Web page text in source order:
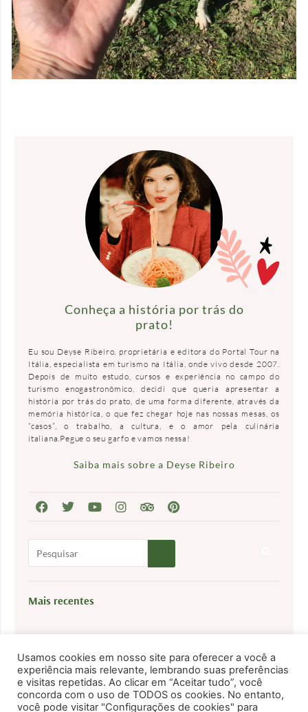
Conheça a história por trás do
prato!
Eu sou Deyse Ribeiro, proprietária e editora do Portal Tour na
Itália, especialista em turismo na Itália, onde vivo desde 2007.
Depois de muito estudo, cursos e experiência no campo do
turismo enogastronômico, decidi que queria apresentar a
história por trás do prato, de uma forma diferente, através da
memória histórica, o que fez chegar hoje nas nossas mesas, os
“casos”, o trabalho, a cultura, e o amor pela culinária
italiana.Pegue o seu garfo e vamos nessa!
Saiba mais sobre a Deyse Ribeiro
e
q
s
a
r
Mais recentes
Usamos cookies em nosso site para oferecer a você a
experiência mais relevante, lembrando suas preferências
e visitas repetidas. Ao clicar em “Aceitar tudo”, você
concorda com o uso de TODOS os cookies. No entanto,
você pode visitar "Configurações de cookies" para